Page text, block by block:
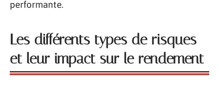
performante.
Les différents types de risques
et leur impact sur le rendement